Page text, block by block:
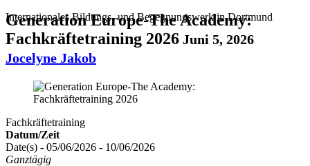
Internationales Bildungs- und Begegnungswerk in Dortmund
Generation Europe-The Academy:
Fachkräftetraining 2026 Juni 5, 2026
Jocelyne Jakob
Fachkräftetraining
Datum/Zeit
Date(s) - 05/06/2026 - 10/06/2026
Ganztägig